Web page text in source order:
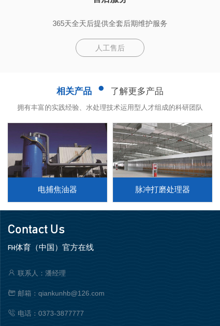
365天全天后提供全套后期维护服务
人工售后
相关产品 了解更多产品
拥有丰富的实践经验、水处理技术运用型人才组成的科研团队
电捕焦油器 脉冲打磨处理器
Contact Us
FH体育（中国）官方在线
联系人：潘经理
邮箱：qiankunhb@126.com
电话：0373-3877777